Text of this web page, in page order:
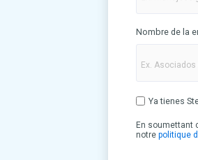
Nombre de la
Ya tienes
En soumettant
notre politique